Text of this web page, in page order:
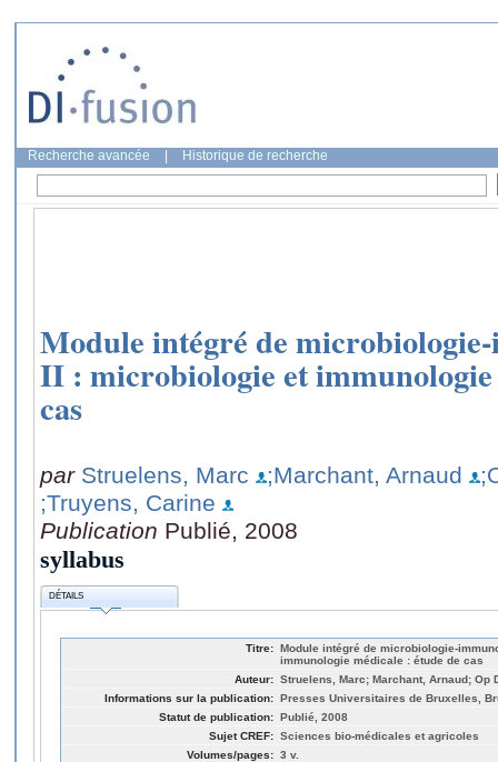
Recherche avancée Historique de recherche
Module intégré de
II : microbiologie et
cas
par Struelens, Marc ;Marchant, Arnaud
;Truyens, Carine
Publication Publié, 2008
syllabus
DÉTAILS
Titre: Module intégré de microbiologie-
immunologie médicale : étude de cas
Auteur: Struelens, Marc; Marchant, Arnaud; Op
Informations sur la publication: Presses Universitaires de Bruxelles,
Statut de publication: Publié, 2008
Sujet CREF: Sciences bio-médicales et agricoles
Volumes/pages: 3 v.